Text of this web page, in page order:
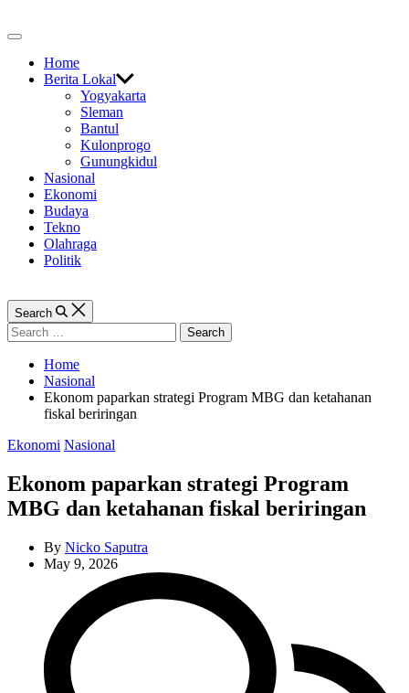
to
Off
CanvasHome
Berita Lokal
Yogyakarta
Sleman
Bantul
Kulonprogo
Gunungkidul
Nasional
Ekonomi
Budaya
Tekno
Olahraga
Politik
Search
Search
for:
Home
Nasional
Ekonom paparkan strategi Program MBG dan ketahanan
fiskal beriringan
Categories
Ekonomi Nasional
Ekonom paparkan strategi Program
MBG dan ketahanan fiskal beriringan
By Nicko Saputra
May 9, 2026